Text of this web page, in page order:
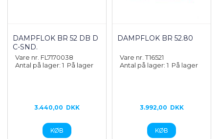
DAMPFLOK BR 52 DB D
C-SND.
Vare nr. FL7170038
Antal på lager: 1 På lager
3.440,00 DKK
DAMPFLOK BR 52.80
Vare nr. T16521
Antal på lager: 1 På lager
3.992,00 DKK